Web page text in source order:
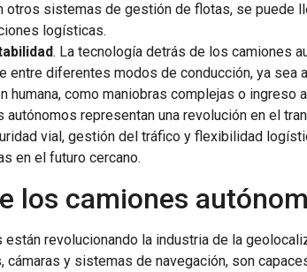
otros sistemas de gestión de flotas, se puede
logísticas.
. La tecnología detrás de los camiones
entre diferentes modos de conducción, ya
humana, como maniobras complejas o ingreso
autónomos representan una revolución en el
vial, gestión del tráfico y flexibilidad
en el futuro cercano.
los camiones
están revolucionando la industria de la
cámaras y sistemas de navegación, son